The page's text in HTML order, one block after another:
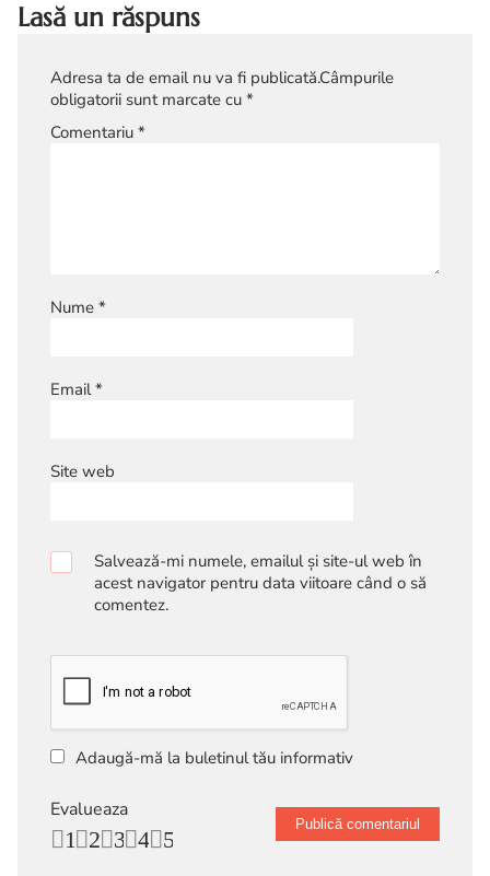
Lasă un răspuns
Adresa ta de email nu va fi publicată.Câmpurile
obligatorii sunt marcate cu *
Comentariu *
Nume *
Email*
Site web
Salvează-mi numele, emailul și site-ul web în
acest navigator pentru data viitoare când o să
comentez.
Adaugă-mă la buletinul tău informativ
Evalueaza
5
4
3
2
1